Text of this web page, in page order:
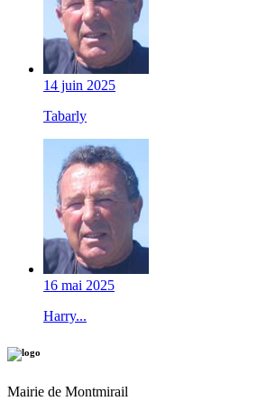
14 juin 2025
Tabarly
16 mai 2025
Harry...
Mairie de Montmirail